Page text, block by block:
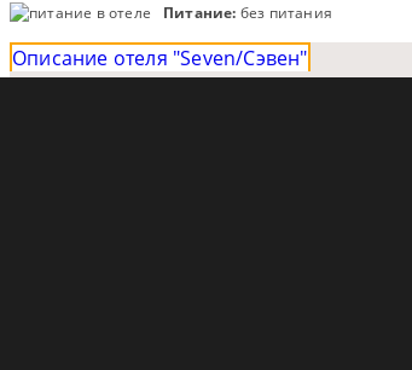
Питание: без питания
Описание отеля "Seven/Сэвен"